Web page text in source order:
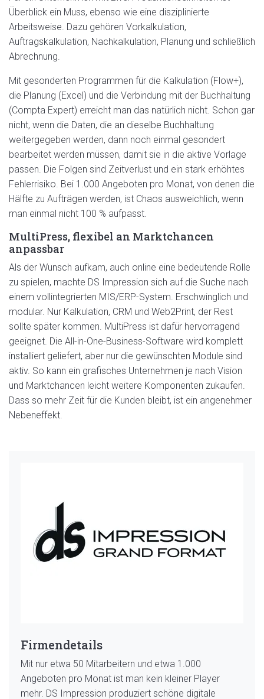
Überblick ein Muss, ebenso wie eine disziplinierte
Arbeitsweise. Dazu gehören Vorkalkulation,
Auftragskalkulation, Nachkalkulation, Planung und schließlich
Abrechnung.
Mit gesonderten Programmen für die Kalkulation (Flow+),
die Planung (Excel) und die Verbindung mit der Buchhaltung
(Compta Expert) erreicht man das natürlich nicht. Schon gar
nicht, wenn die Daten, die an dieselbe Buchhaltung
weitergegeben werden, dann noch einmal gesondert
bearbeitet werden müssen, damit sie in die aktive Vorlage
passen. Die Folgen sind Zeitverlust und ein stark erhöhtes
Fehlerrisiko. Bei 1.000 Angeboten pro Monat, von denen die
Hälfte zu Aufträgen werden, ist Chaos ausweichlich, wenn
man einmal nicht 100 % aufpasst.
MultiPress, flexibel an Marktchancen
anpassbar
Als der Wunsch aufkam, auch online eine bedeutende Rolle
zu spielen, machte DS Impression sich auf die Suche nach
einem vollintegrierten MIS/ERP-System. Erschwinglich und
modular. Nur Kalkulation, CRM und Web2Print, der Rest
sollte später kommen. MultiPress ist dafür hervorragend
geeignet. Die All-in-One-Business-Software wird komplett
installiert geliefert, aber nur die gewünschten Module sind
aktiv. So kann ein grafisches Unternehmen je nach Vision
und Marktchancen leicht weitere Komponenten zukaufen.
Dass so mehr Zeit für die Kunden bleibt, ist ein angenehmer
Nebeneffekt.
Firmendetails
Mit nur etwa 50 Mitarbeitern und etwa 1.000
Angeboten pro Monat ist man kein kleiner Player
mehr. DS Impression produziert schöne digitale